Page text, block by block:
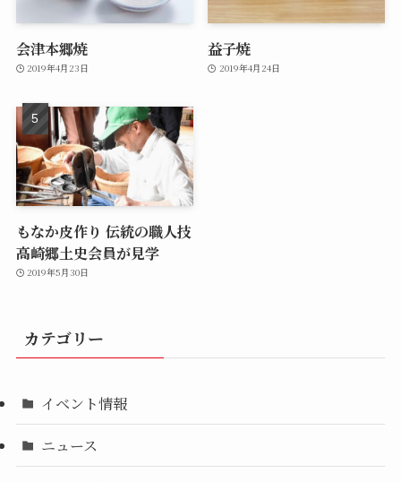
会津本郷焼
2019年4月23日
益子焼
2019年4月24日
もなか皮作り 伝統の職人技
高崎郷土史会員が見学
2019年5月30日
カテゴリー
イベント情報
ニュース